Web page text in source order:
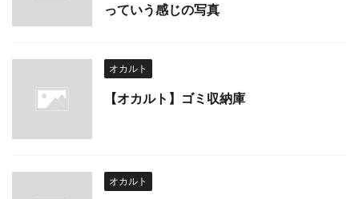
っていう感じの写真
オカルト
【オカルト】ゴミ収納庫
オカルト